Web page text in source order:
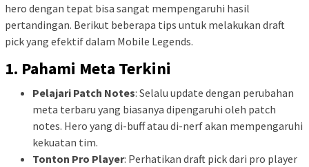
hero dengan tepat bisa sangat mempengaruhi hasil
pertandingan. Berikut beberapa tips untuk melakukan draft
pick yang efektif dalam Mobile Legends.
1. Pahami Meta Terkini
Pelajari Patch Notes: Selalu update dengan perubahan
meta terbaru yang biasanya dipengaruhi oleh patch
notes. Hero yang di-buff atau di-nerf akan mempengaruhi
kekuatan tim.
Tonton Pro Player: Perhatikan draft pick dari pro player